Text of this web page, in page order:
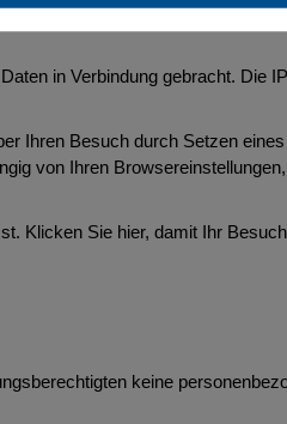
und um eine bedarfsgerechte
in Verbindung gebracht. Die
Ihren Besuch durch Setzen
von Ihren
Klicken Sie hier, damit Ihr
keine